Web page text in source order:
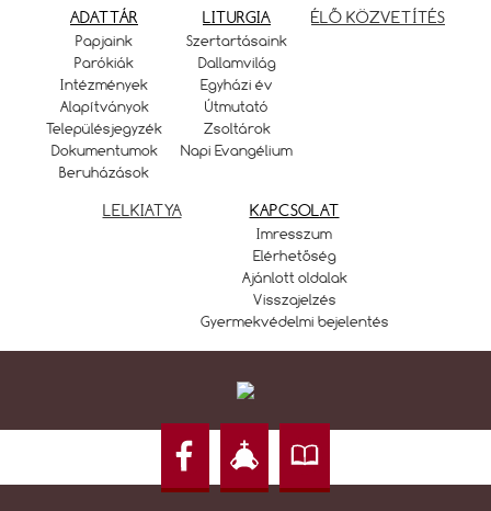
ADATTÁR
Papjaink
Parókiák
Intézmények
Alapítványok
Településjegyzék
Dokumentumok
Beruházások
LITURGIA
Szertartásaink
Dallamvilág
Egyházi év
Útmutató
Zsoltárok
Napi Evangélium
ÉLŐ KÖZVETÍTÉS
LELKIATYA KAPCSOLAT
Imresszum
Elérhetőség
Ajánlott oldalak
Visszajelzés
Gyermekvédelmi bejelentés